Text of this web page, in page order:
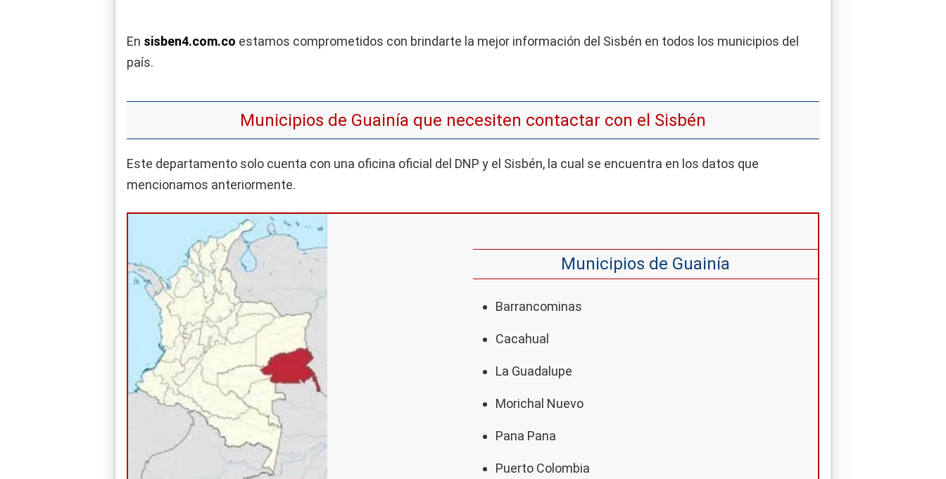
En sisben4.com.co estamos comprometidos con brindarte la mejor información del Sisbén en todos los municipios del
país.
Municipios de Guainía que necesiten contactar con el Sisbén
Este departamento solo cuenta con una oficina oficial del DNP y el Sisbén, la cual se encuentra en los datos que
mencionamos anteriormente.
Municipios de Guainía
Barrancominas
Cacahual
La Guadalupe
Morichal Nuevo
Pana Pana
Puerto Colombia